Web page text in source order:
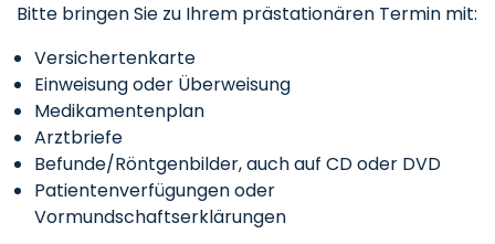
Bitte bringen Sie zu Ihrem prästationären Termin mit:
Versichertenkarte
Einweisung oder Überweisung
Medikamentenplan
Arztbriefe
Befunde/Röntgenbilder, auch auf CD oder DVD
Patientenverfügungen oder
Vormundschaftserklärungen